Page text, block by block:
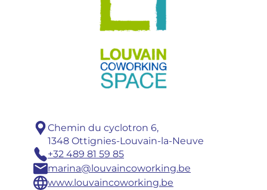
Adresse :
Chemin du cyclotron 6,
1348 Ottignies-Louvain-la-Neuve
Téléphone :
+32 489 81 59 85
Email :
marina@louvaincoworking.be
Site :www.louvaincoworking.be